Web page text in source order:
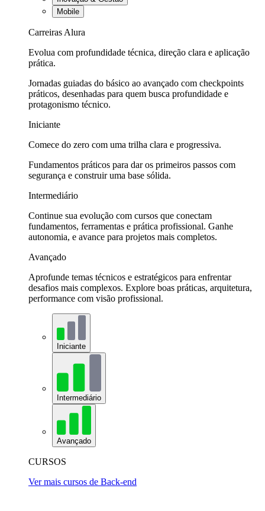
Mobile
Carreiras Alura
Evolua com profundidade técnica, direção clara e aplicação
prática.
Jornadas guiadas do básico ao avançado com checkpoints
práticos, desenhadas para quem busca profundidade e
protagonismo técnico.
Iniciante
Comece do zero com uma trilha clara e progressiva.
Fundamentos práticos para dar os primeiros passos com
segurança e construir uma base sólida.
Intermediário
Continue sua evolução com cursos que conectam
fundamentos, ferramentas e prática profissional. Ganhe
autonomia, e avance para projetos mais completos.
Avançado
Aprofunde temas técnicos e estratégicos para enfrentar
desafios mais complexos. Explore boas práticas, arquitetura,
performance com visão profissional.
Iniciante
Intermediário
Avançado
CURSOS
Ver mais cursos de Back-end